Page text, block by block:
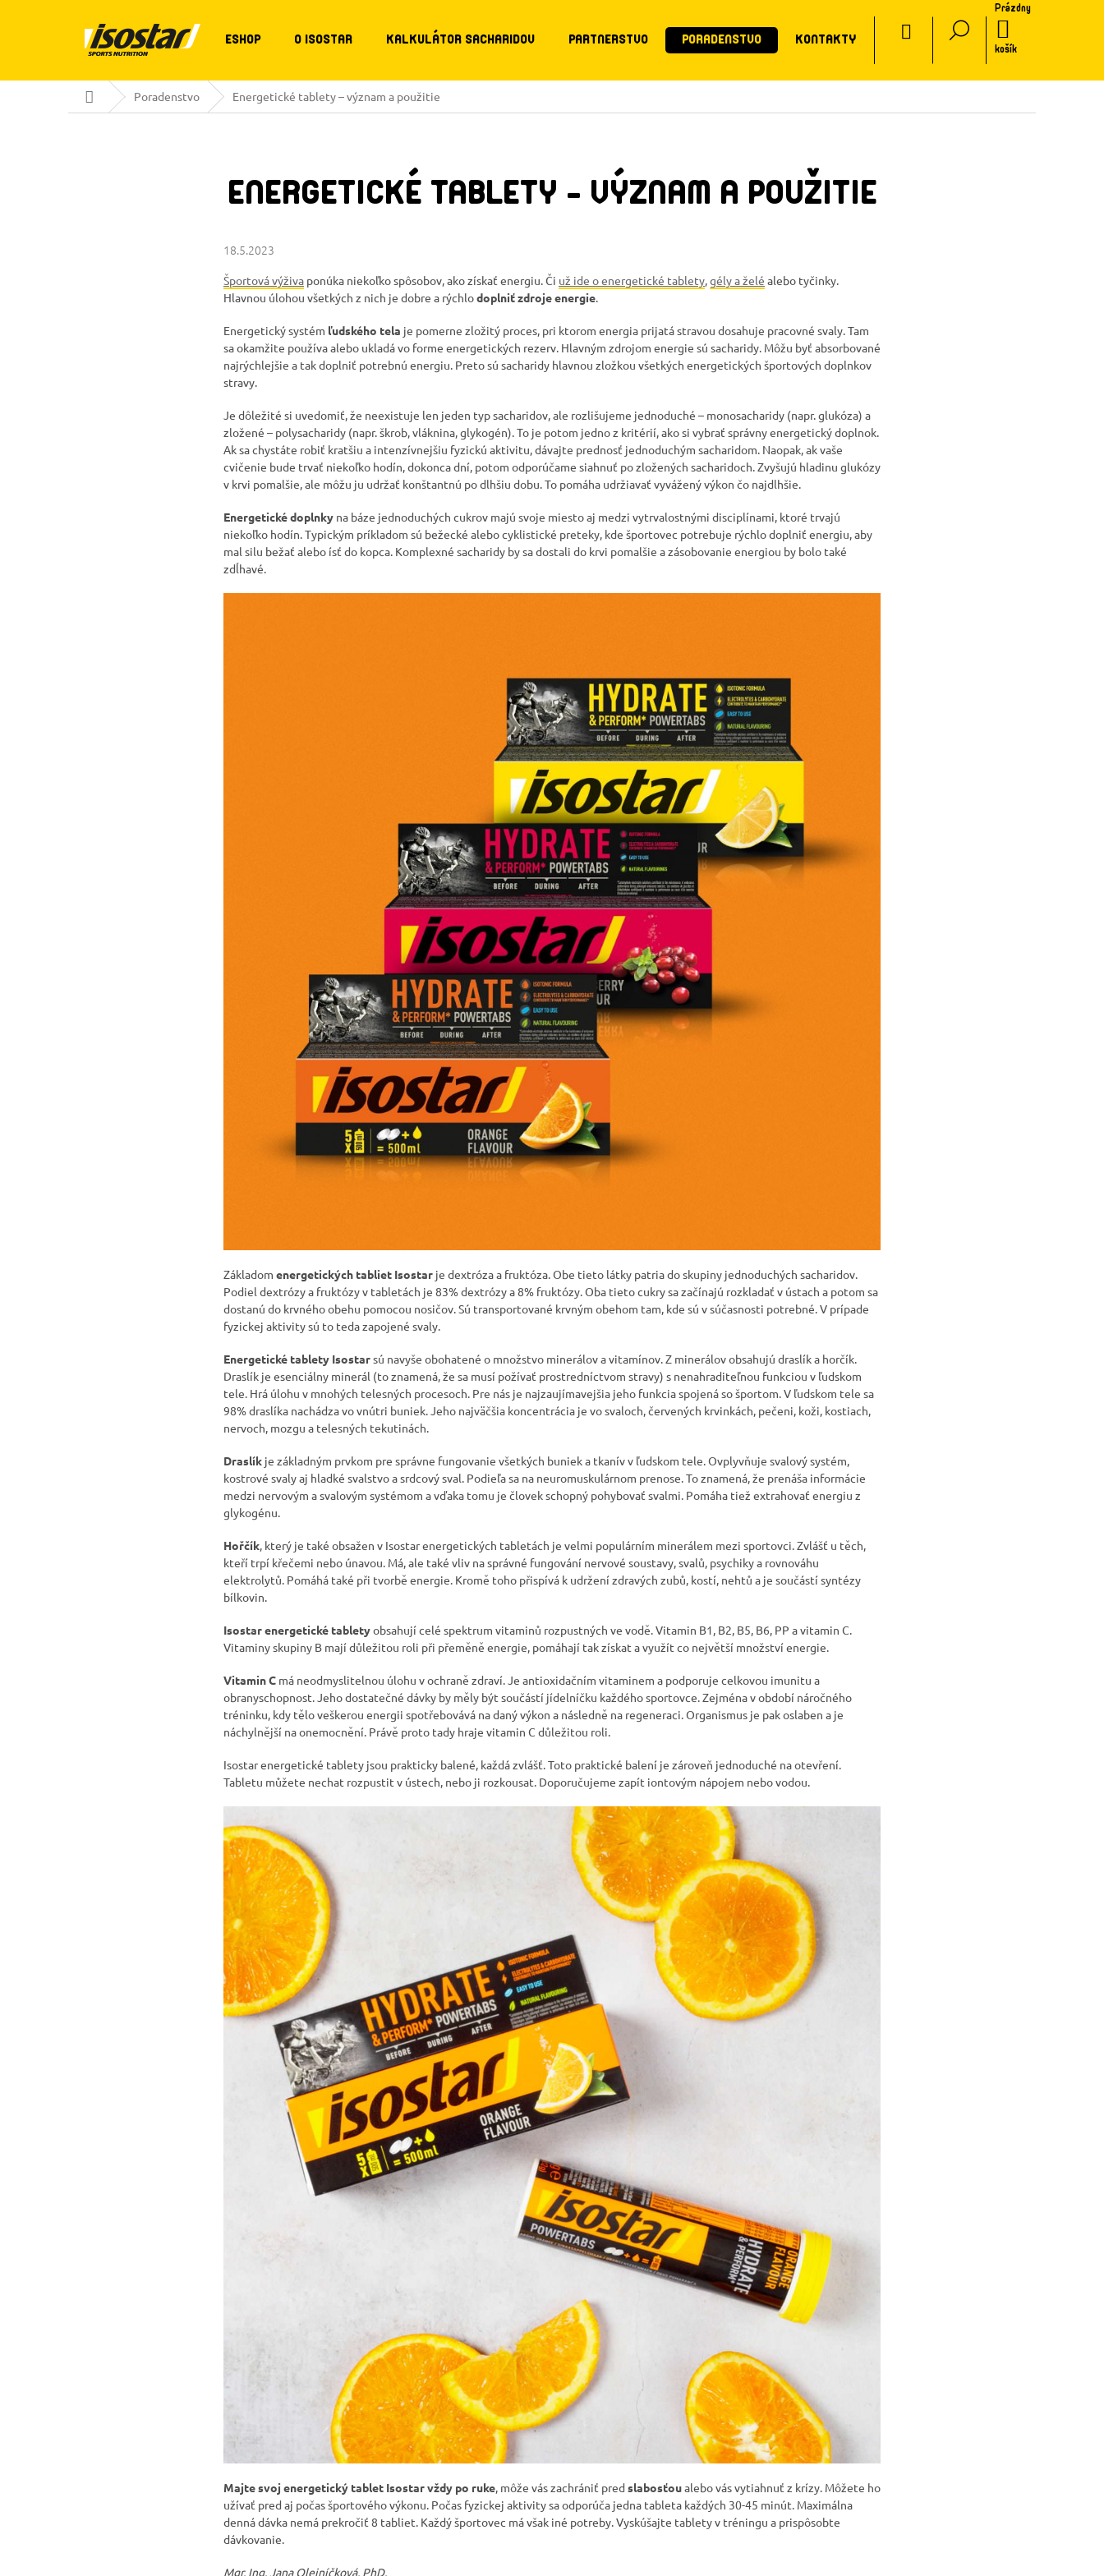
ESHOP O ISOSTAR KALKULÁTOR SACHARIDOV PARTNERSTVO PORADENSTVO KONTAKTY
Prázdny
košík
DomovPoradenstvo Energetické tablety – význam a použitie
ENERGETICKÉ TABLETY – VÝZNAM A POUŽITIE
18.5.2023
Športová výživa ponúka niekoľko spôsobov, ako získať energiu. Či už ide o energetické tablety gély a želé alebo tyčinky.
Hlavnou úlohou všetkých z nich je dobre a rýchlodoplniť zdroje energie
Energetický systém ľudského tela je pomerne zložitý proces, pri ktorom energia prijatá stravou dosahuje pracovné svaly. Tam
sa okamžite používa alebo ukladá vo forme energetických rezerv. Hlavným zdrojom energie sú sacharidy. Môžu byť absorbované
najrýchlejšie a tak doplniť potrebnú energiu. Preto sú sacharidy hlavnou zložkou všetkých energetických športových doplnkov
stravy.
Je dôležité si uvedomiť, že neexistuje len jeden typ sacharidov, ale rozlišujeme jednoduché – monosacharidy (napr. glukóza) a
zložené – polysacharidy (napr. škrob, vláknina, glykogén). To je potom jedno z kritérií, ako si vybrať správny energetický doplnok.
Ak sa chystáte robiť kratšiu a intenzívnejšiu fyzickú aktivitu, dávajte prednosť jednoduchým sacharidom. Naopak, ak vaše
cvičenie bude trvať niekoľko hodín, dokonca dní, potom odporúčame siahnuť po zložených sacharidoch. Zvyšujú hladinu glukózy
v krvi pomalšie, ale môžu ju udržať konštantnú po dlhšiu dobu. To pomáha udržiavať vyvážený výkon čo najdlhšie.
Energetické doplnky na báze jednoduchých cukrov majú svoje miesto aj medzi vytrvalostnými disciplínami, ktoré trvajú
niekoľko hodín. Typickým príkladom sú bežecké alebo cyklistické preteky, kde športovec potrebuje rýchlo doplniť energiu, aby
mal silu bežať alebo ísť do kopca. Komplexné sacharidy by sa dostali do krvi pomalšie a zásobovanie energiou by bolo také
zdĺhavé.
Základom energetických tabliet Isostar je dextróza a fruktóza. Obe tieto látky patria do skupiny jednoduchých sacharidov.
Podiel dextrózy a fruktózy v tabletách je 83% dextrózy a 8% fruktózy. Oba tieto cukry sa začínajú rozkladať v ústach a potom sa
dostanú do krvného obehu pomocou nosičov. Sú transportované krvným obehom tam, kde sú v súčasnosti potrebné. V prípade
fyzickej aktivity sú to teda zapojené svaly.
Energetické tablety Isostarsú navyše obohatené o množstvo minerálov a vitamínov. Z minerálov obsahujú draslík a horčík.
Draslík je esenciálny minerál (to znamená, že sa musí požívať prostredníctvom stravy) s nenahraditeľnou funkciou v ľudskom
tele. Hrá úlohu v mnohých telesných procesoch. Pre nás je najzaujímavejšia jeho funkcia spojená so športom. V ľudskom tele sa
98% draslíka nachádza vo vnútri buniek. Jeho najväčšia koncentrácia je vo svaloch, červených krvinkách, pečeni, koži, kostiach,
nervoch, mozgu a telesných tekutinách.
Draslík je základným prvkom pre správne fungovanie všetkých buniek a tkanív v ľudskom tele. Ovplyvňuje svalový systém,
kostrové svaly aj hladké svalstvo a srdcový sval. Podieľa sa na neuromuskulárnom prenose. To znamená, že prenáša informácie
medzi nervovým a svalovým systémom a vďaka tomu je človek schopný pohybovať svalmi. Pomáha tiež extrahovať energiu z
glykogénu.
Hořčík , který je také obsažen v Isostar energetických tabletách je velmi populárním minerálem mezi sportovci. Zvlášť u těch,
kteří trpí křečemi nebo únavou. Má, ale také vliv na správné fungování nervové soustavy, svalů, psychiky a rovnováhu
elektrolytů. Pomáhá také při tvorbě energie. Kromě toho přispívá k udržení zdravých zubů, kostí, nehtů a je součástí syntézy
bílkovin.
Isostar energetické tabletyobsahují celé spektrum vitaminů rozpustných ve vodě. Vitamin B1, B2, B5, B6, PP a vitamin C.
Vitaminy skupiny B mají důležitou roli při přeměně energie, pomáhají tak získat a využít co největší množství energie.
Vitamin C má neodmyslitelnou úlohu v ochraně zdraví. Je antioxidačním vitaminem a podporuje celkovou imunitu a
obranyschopnost. Jeho dostatečné dávky by měly být součástí jídelníčku každého sportovce. Zejména v období náročného
tréninku, kdy tělo veškerou energii spotřebovává na daný výkon a následně na regeneraci. Organismus je pak oslaben a je
náchylnější na onemocnění. Právě proto tady hraje vitamin C důležitou roli.
Isostar energetické tablety jsou prakticky balené, každá zvlášť. Toto praktické balení je zároveň jednoduché na otevření.
Tabletu můžete nechat rozpustit v ústech, nebo ji rozkousat. Doporučujeme zapít iontovým nápojem nebo vodou.
Majte svoj energetický tablet Isostar vždy po ruke , môže vás zachrániť pred slabosťoualebo vás vytiahnuť z krízy. Môžete ho
užívať pred aj počas športového výkonu. Počas fyzickej aktivity sa odporúča jedna tableta každých 30-45 minút. Maximálna
denná dávka nemá prekročiť 8 tabliet. Každý športovec má však iné potreby. Vyskúšajte tablety v tréningu a prispôsobte
dávkovanie.
Mgr. Ing. Jana Olejníčková, PhD.